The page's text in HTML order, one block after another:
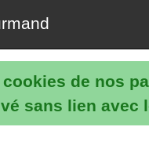
de nos
sans lien avec